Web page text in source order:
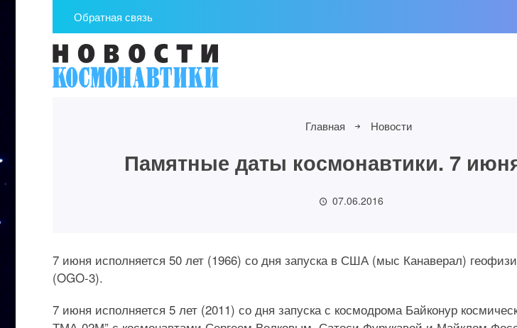
Обратная связь
Главная Новости
Памятные даты космонавтики. 7
07.06.2016
7 июня исполняется 50 лет (1966) со дня запуска в США (мыс Канаверал)
(OGO-3).
7 июня исполняется 5 лет (2011) со дня запуска с космодрома Байконур